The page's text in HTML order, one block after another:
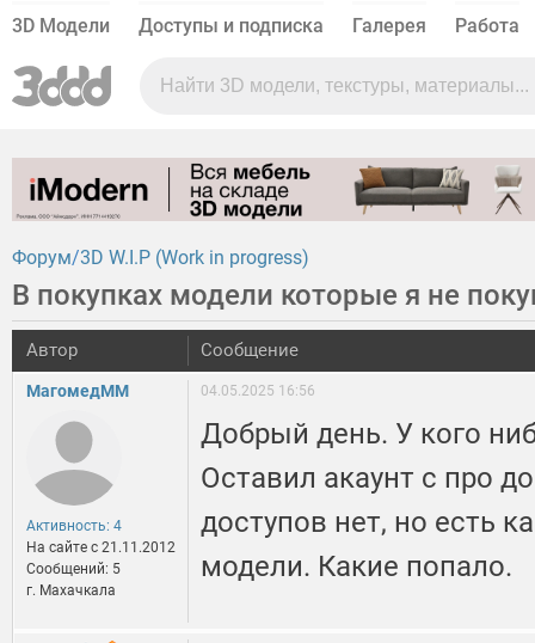
3D Модели Доступы и подписка Галерея Работа
Форум 3D W.I.P (Work in progress)
В покупках модели которые я не
Автор Сообщение
МагомедММ
Активность: 4
На сайте c 21.11.2012
Сообщений: 5
г. Махачкала
04.05.2025 16:56
Добрый день. У кого
Оставил акаунт с про
доступов нет, но есть
модели. Какие попало.